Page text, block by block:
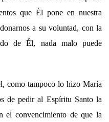
que Él pone en nuestra
a su voluntad, con la
de Él, nada malo puede
como tampoco lo hizo María
de pedir al Espíritu Santo la
el convencimiento de que la